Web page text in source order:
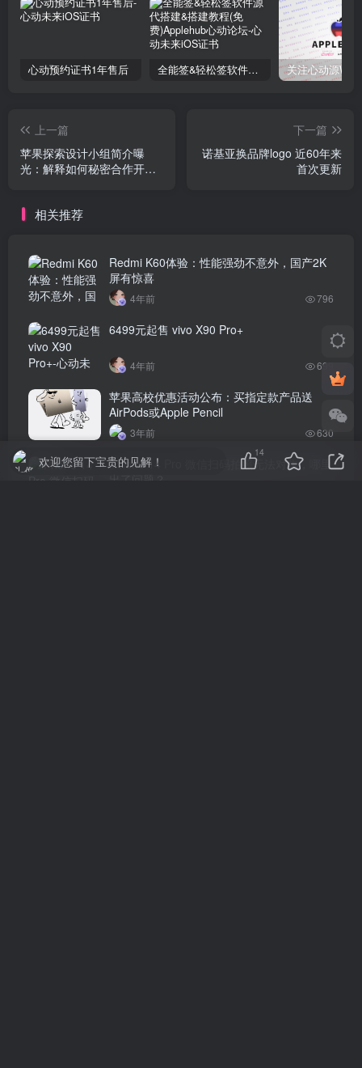
心动预约证书1年售后 全能签&轻松签软件源代搭建&搭建教程(免费)Applehub心动论坛
上一篇
苹果探索设计小组简介曝
光：解释如何秘密合作开发
下一篇
诺基亚换品牌logo 近60年来
首次更新
相关推荐
Redmi K60体验：性能强劲不意外，国产2K
屏有惊喜
4年前 796
6499元起售 vivo X90 Pro+
4年前 699
苹果高校优惠活动公布：买指定款产品送
AirPods或Apple Pencil
3年前 630
iPhone 14 Pro 微信扫码拍照无法对焦，哪里
出了问题？
欢迎您留下宝贵的见解！
14